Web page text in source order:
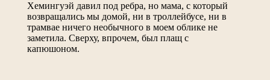
Хемингуэй давил под ребра, но мама, с который
возвращались мы домой, ни в троллейбусе, ни в
трамвае ничего необычного в моем облике не
заметила. Сверху, впрочем, был плащ с
капюшоном.